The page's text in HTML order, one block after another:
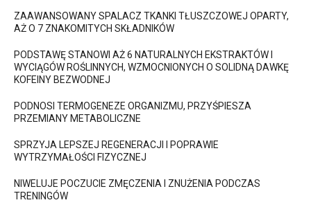
ZAAWANSOWANY SPALACZ TKANKI TŁUSZCZOWEJ OPARTY,
AŻ O 7 ZNAKOMITYCH SKŁADNIKÓW
PODSTAWĘ STANOWI AŻ 6 NATURALNYCH EKSTRAKTÓW I
WYCIĄGÓW ROŚLINNYCH, WZMOCNIONYCH O SOLIDNĄ DAWKĘ
KOFEINY BEZWODNEJ
PODNOSI TERMOGENEZE ORGANIZMU, PRZYŚPIESZA
PRZEMIANY METABOLICZNE
SPRZYJA LEPSZEJ REGENERACJI I POPRAWIE
WYTRZYMAŁOŚCI FIZYCZNEJ
NIWELUJE POCZUCIE ZMĘCZENIA I ZNUŻENIA PODCZAS
TRENINGÓW